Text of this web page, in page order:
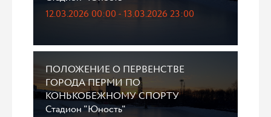
12.03.2026 00:00 - 13.03.2026 23:00
ПОЛОЖЕНИЕ О ПЕРВЕНСТВЕ
ГОРОДА ПЕРМИ ПО
КОНЬКОБЕЖНОМУ СПОРТУ
Стадион "Юность"